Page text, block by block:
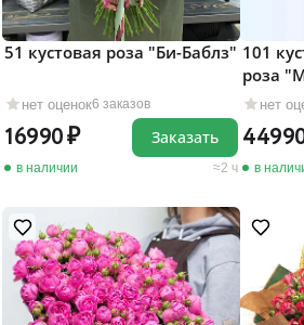
нет оценок6 заказов
51 кустовая роза "Би-Баблз"
16990
в наличии 2 ч
Заказать
нет
101
роза
в